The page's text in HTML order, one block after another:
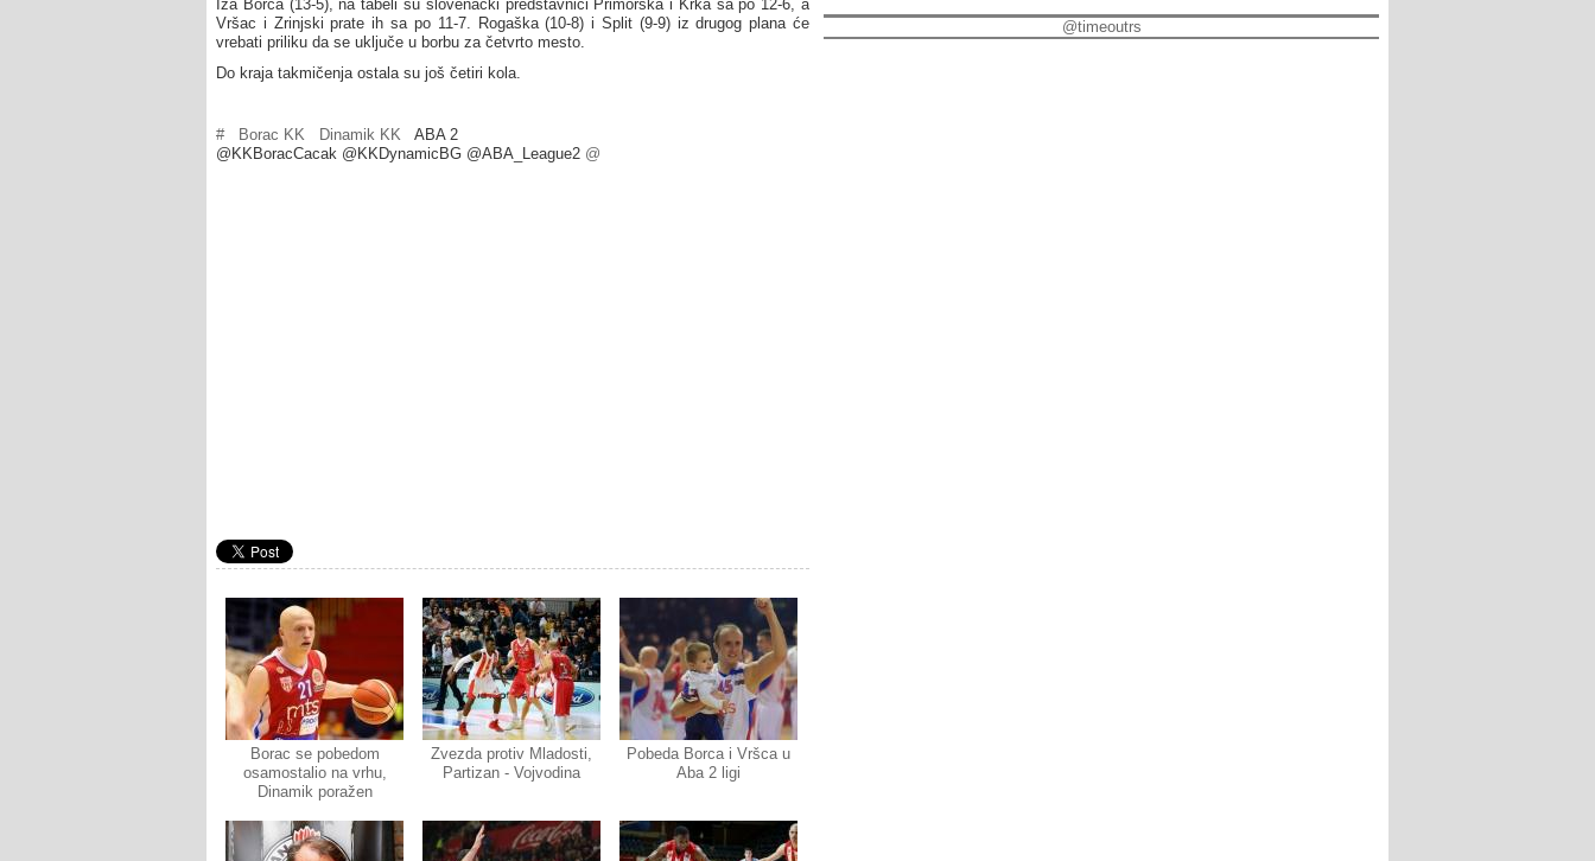
Iza Borca (13-5), na tabeli su slovenački predstavnici Primorska i Krka sa po 12-6, a
Vršac i Zrinjski prate ih sa po 11-7. Rogaška (10-8) i Split (9-9) iz drugog plana će
vrebati priliku da se uključe u borbu za četvrto mesto.
Do kraja takmičenja ostala su još četiri kola.
# Borac KK Dinamik KK
ABA 2
@KKBoracCacak @KKDynamicBG @ABA_League2 @
Borac se pobedom
osamostalio na vrhu,
Dinamik poražen
Zvezda protiv Mladosti,
Partizan - Vojvodina
Pobeda Borca i Vršca u
Aba 2 ligi
@timeoutrs